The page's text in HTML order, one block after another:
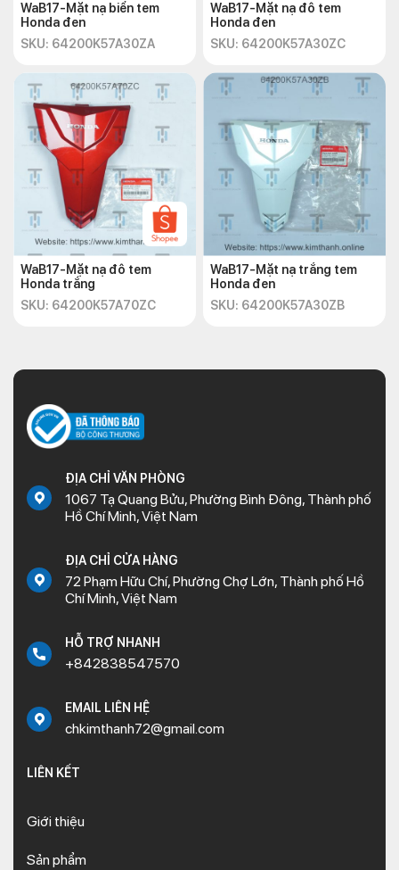
WaB17-Mặt nạ biển tem
Honda đen
SKU: 64200K57A30ZA
WaB17-Mặt nạ đô tem
Honda đen
SKU: 64200K57A30ZC
WaB17-Mặt nạ đô tem
Honda trắng
SKU: 64200K57A70ZC
WaB17-Mặt nạ trắng tem
Honda đen
SKU: 64200K57A30ZB
ĐỊA CHỈ VĂN PHÒNG
1067 Tạ Quang Bửu, Phường Bình Đông, Thành phố
Hồ Chí Minh, Việt Nam
ĐỊA CHỈ CỬA HÀNG
72 Phạm Hữu Chí, Phường Chợ Lớn, Thành phố Hồ
Chí Minh, Việt Nam
HỖ TRỢ NHANH
+842838547570
EMAIL LIÊN HỆ
chkimthanh72@gmail.com
LIÊN KẾT
Giới thiệu
Sản phẩm